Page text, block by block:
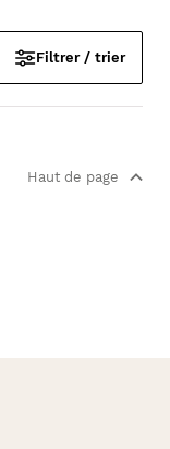
Filtrer / trier
Haut de page